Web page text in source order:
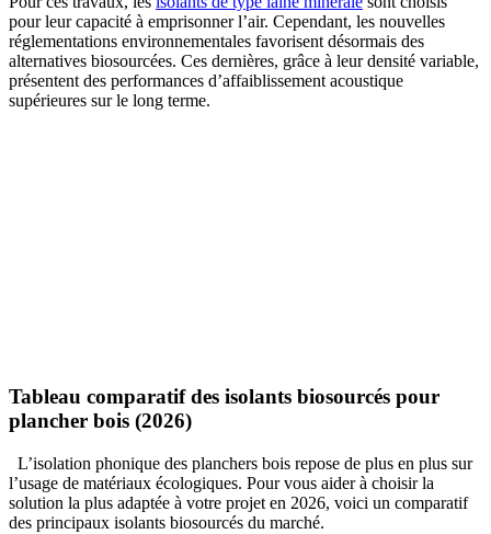
pour leur capacité à emprisonner l’air. Cependant, les nouvelles
réglementations environnementales favorisent désormais des
alternatives biosourcées. Ces dernières, grâce à leur densité variable,
présentent des performances d’affaiblissement acoustique
supérieures sur le long terme.
Tableau comparatif des isolants biosourcés pour
plancher bois (2026)
L’isolation phonique des planchers bois repose de plus en plus sur
l’usage de matériaux écologiques. Pour vous aider à choisir la
solution la plus adaptée à votre projet en 2026, voici un comparatif
des principaux isolants biosourcés du marché.